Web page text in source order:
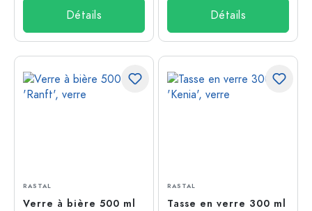
Détails Détails
RASTAL
Verre à bière 500 ml
RASTAL
Tasse en verre 300 ml